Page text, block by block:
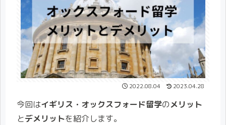
2022.08.04 2023.04.28
今回はイギリス・オックスフォード留学のメリット
とデメリットを紹介します。